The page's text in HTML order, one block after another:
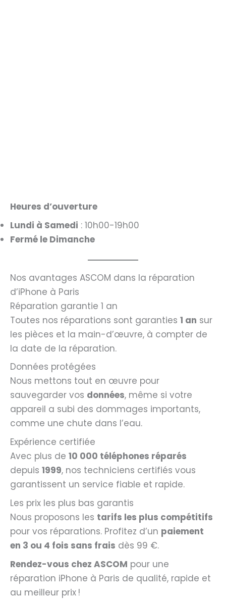
Heures d’ouverture
Lundi à Samedi : 10h00-19h00
Fermé le Dimanche
Nos avantages ASCOM dans la réparation
d’iPhone à Paris
Réparation garantie 1 an
Toutes nos réparations sont garanties 1 an sur
les pièces et la main-d’œuvre, à compter de
la date de la réparation.
Données protégées
Nous mettons tout en œuvre pour
sauvegarder vos données, même si votre
appareil a subi des dommages importants,
comme une chute dans l’eau.
Expérience certifiée
Avec plus de 10 000 téléphones réparés
depuis 1999, nos techniciens certifiés vous
garantissent un service fiable et rapide.
Les prix les plus bas garantis
Nous proposons les tarifs les plus compétitifs
pour vos réparations. Profitez d’un paiement
en 3 ou 4 fois sans frais dès 99 €.
Rendez-vous chez ASCOM pour une
réparation iPhone à Paris de qualité, rapide et
au meilleur prix !